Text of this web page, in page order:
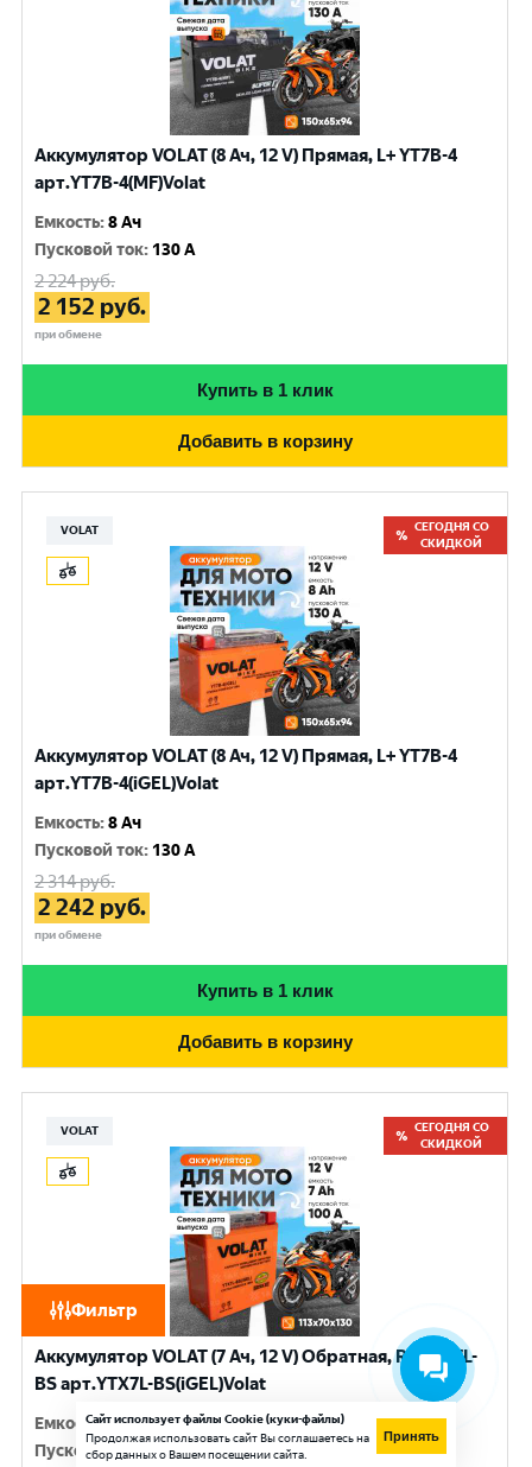
Фильтр
Аккумулятор VOLAT (8 Ач, 12 V) Прямая, L+ YT7B-4
арт.YT7B-4(MF)Volat
Емкость:8 Ач
Пусковой ток: 130 A
2 224руб.
2 152 руб.
при обмене
Купить в 1 клик
Добавить в корзину
VOLAT
СЕГОДНЯ СО
СКИДКОЙ
Аккумулятор VOLAT (8 Ач, 12 V) Прямая, L+ YT7B-4
арт.YT7B-4(iGEL)Volat
Емкость:8 Ач
Пусковой ток: 130 A
2 314руб.
2 242 руб.
при обмене
Купить в 1 клик
Добавить в корзину
VOLAT
СЕГОДНЯ СО
СКИДКОЙ
Аккумулятор VOLAT (7 Ач, 12 V) Обратная, R+ YTX7L-
BS арт.YTX7L-BS(iGEL)Volat
Емкость:7 Ач
Пусковой ток:100 A
Сайт использует файлы Cookie (куки-файлы)
Продолжая использовать сайт Вы соглашаетесь на
сбор данных о Вашем посещении сайта.
Принять